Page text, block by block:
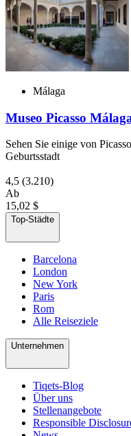
Málaga
Museo Picasso
Sehen Sie einige von
Geburtsstadt
4,5 (3.210)
Ab
15,02 $
Top-Städte
Barcelona
London
New York
Paris
Rom
Alle Reiseziele
Unternehmen
Tiqets-Blog
Über uns
Stellenangebote
Responsible